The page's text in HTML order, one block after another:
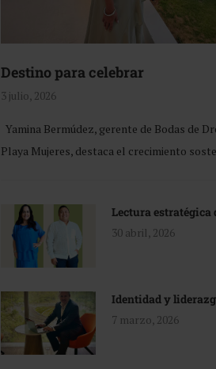
Destino para celebrar
3 julio, 2026
Yamina Bermúdez, gerente de Bodas de
Playa Mujeres, destaca el crecimiento
Lectura estratégica
30 abril, 2026
Identidad y
7 marzo, 2026